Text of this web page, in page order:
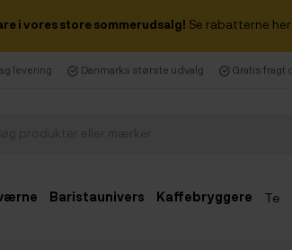
i vores store sommerudsalg! Se rabatterne
levering Danmarks største udvalg Gratis fragt
Baristaunivers Kaffebryggere Te